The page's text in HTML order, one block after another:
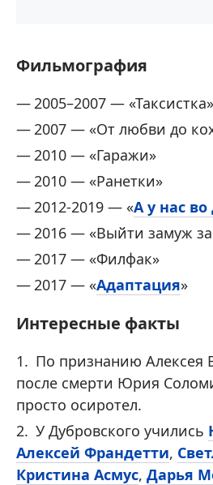
Фильмография
2005–2007 — «Таксистка»
2007 — «От любви до
2010 — «Гаражи»
2010 — «Ранетки»
2012-2019 — «А у нас во
2016 — «Выйти замуж
2017 — «Филфак»
2017 — «Адаптация»
Интересные факты
По признанию Алексея
после смерти Юрия
просто осиротел.
У Дубровского учились
Алексей Франдетти,
Кристина Асмус, Дарья